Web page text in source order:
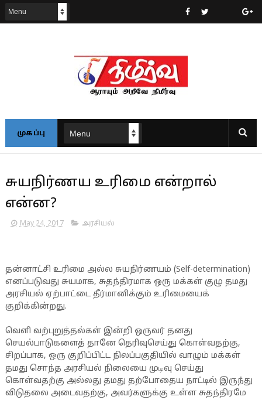
முகப்பு
சுயநிர்ணய உரிமை என்றால்
என்ன?
May 24, 2017 அரசியல்
தன்னாட்சி உரிமை அல்ல சுயநிர்ணயம் (Self-determination)
எனப்படுவது சுயமாக, சுதந்திரமாக ஒரு மக்கள் குழு தமது
அரசியல் ஏற்பாட்டை தீர்மானிக்கும் உரிமையைக்
குறிக்கின்றது.
வெளி வற்புறுத்தல்கள் இன்றி ஒருவர் தனது
செயல்பாடுகளைத் தானே தெரிவுசெய்து கொள்வதற்கு,
சிறப்பாக, ஒரு குறிப்பிட்ட நிலப்பகுதியில் வாழும் மக்கள்
தமது சொந்த அரசியல் நிலையை முடிவு செய்து
கொள்வதற்கு அல்லது தமது தற்போதைய நாட்டில் இருந்து
விடுதலை அடைவதற்கு, அவர்களுக்கு உள்ள சுதந்திரமே